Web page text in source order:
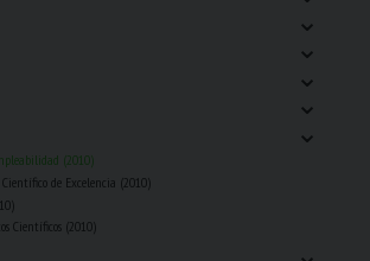
⌄
⌄
⌄
⌄
⌄
(2010)
de Excelencia (2010)
Científicos (2010)